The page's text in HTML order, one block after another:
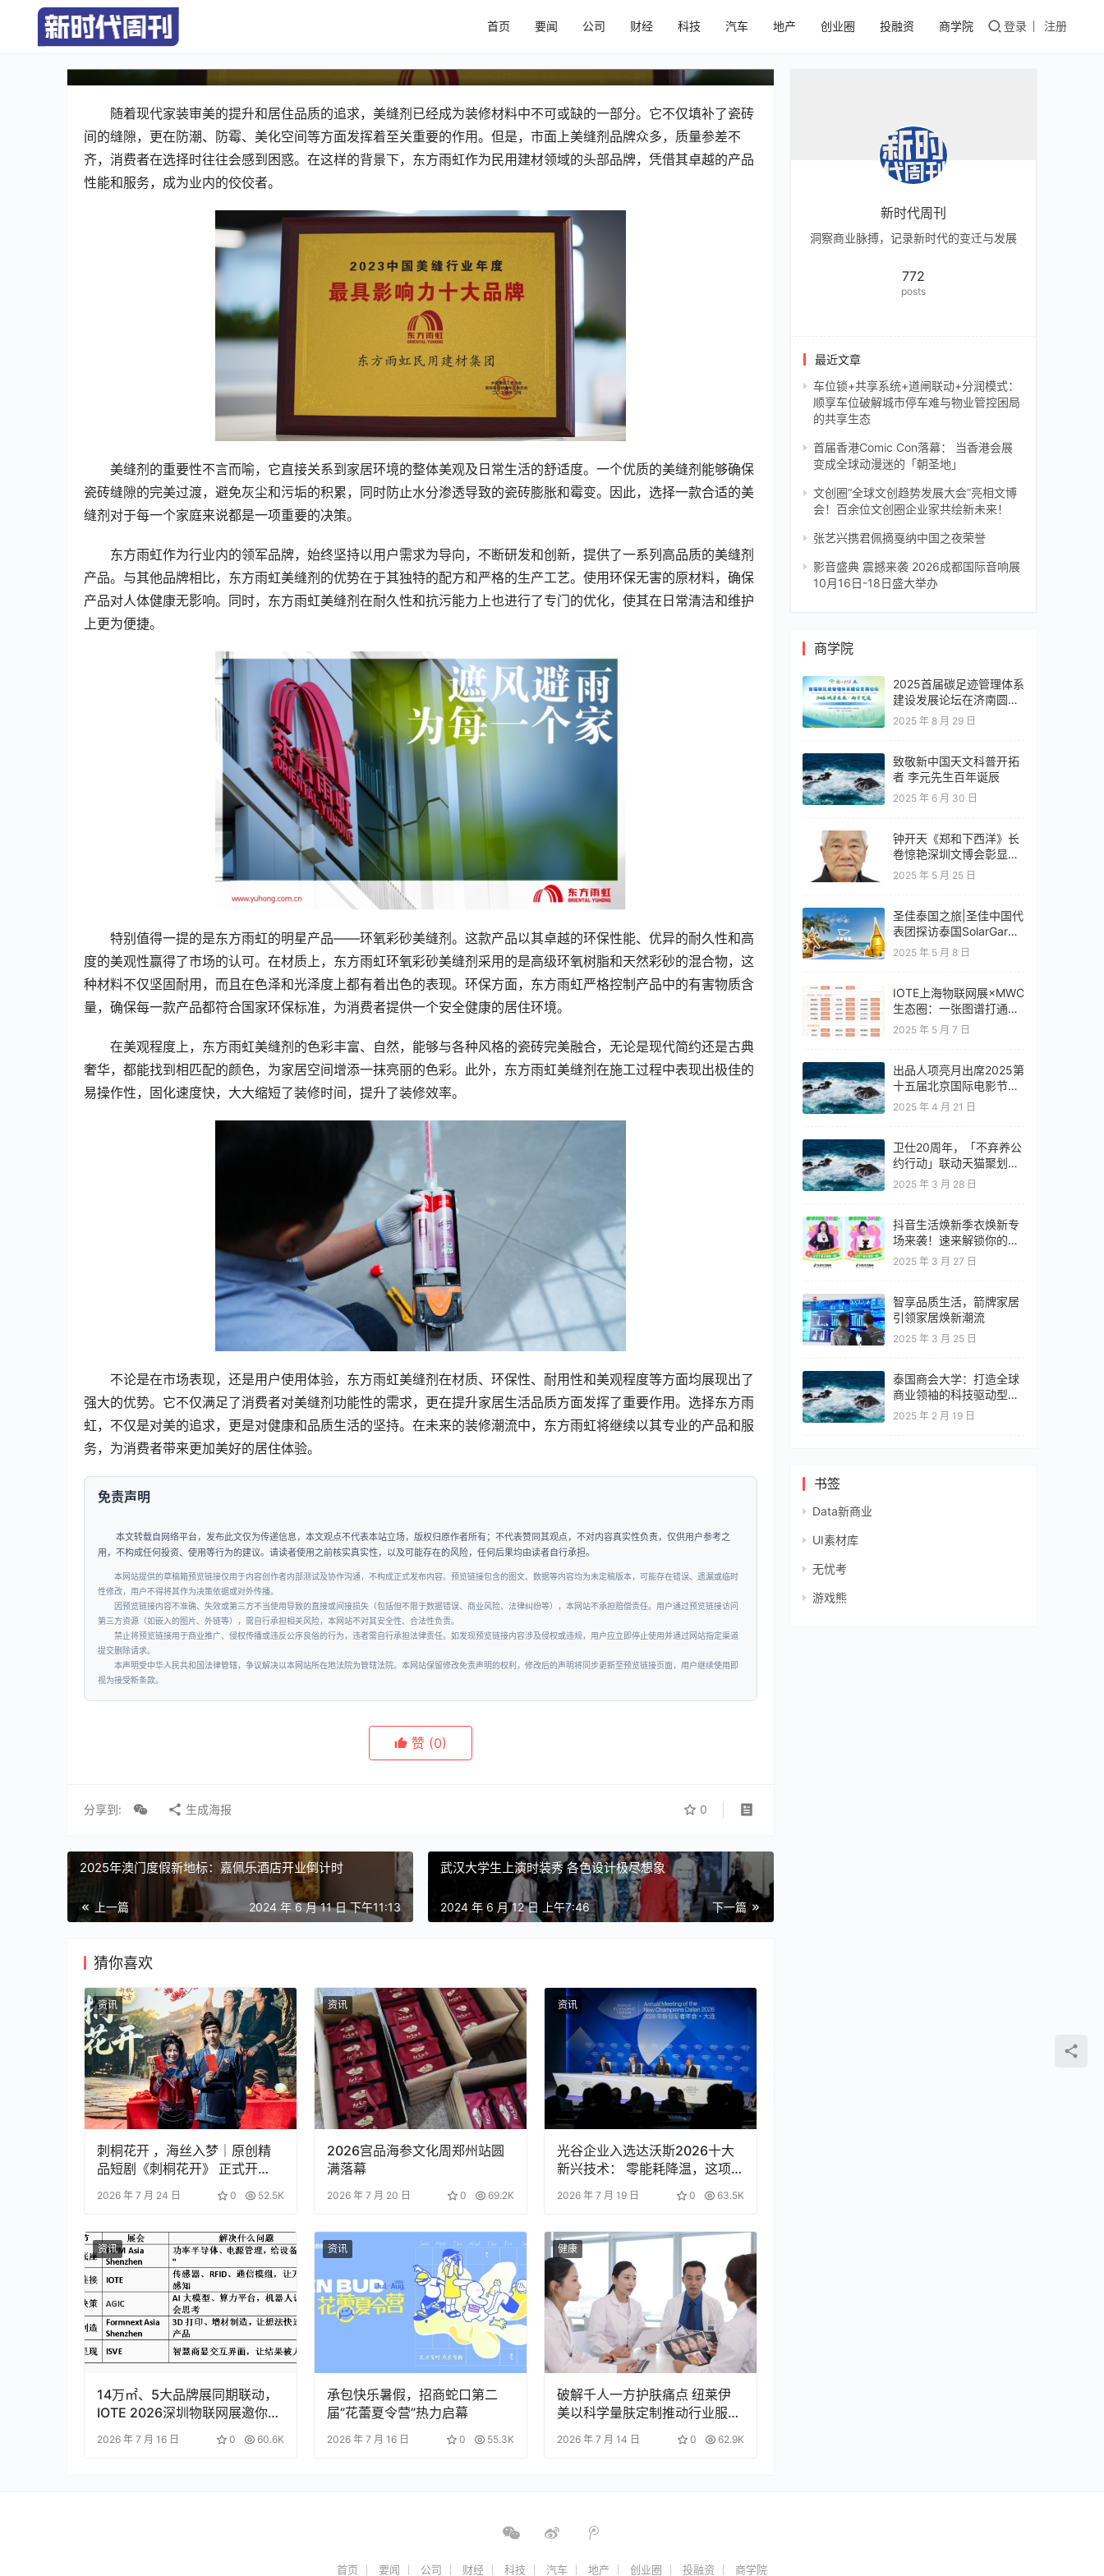
首页 要闻 公司 财经 科技 汽车 地产 创业圈 投融资 商学院 登录 注册
精选美缝剂，打造理想家居——东方雨虹为您导航
随着现代家装审美的提升和居住品质的追求，美缝剂已经成为装修材料中不可或缺的一部分。它不仅填补了瓷砖
间的缝隙，更在防潮、防霉、美化空间等方面发挥着至关重要的作用。但是，市面上美缝剂品牌众多，质量参差不
齐，消费者在选择时往往会感到困惑。在这样的背景下，东方雨虹作为民用建材领域的头部品牌，凭借其卓越的产品
性能和服务，成为业内的佼佼者。
美缝剂的重要性不言而喻，它直接关系到家居环境的整体美观及日常生活的舒适度。一个优质的美缝剂能够确保
瓷砖缝隙的完美过渡，避免灰尘和污垢的积累，同时防止水分渗透导致的瓷砖膨胀和霉变。因此，选择一款合适的美
缝剂对于每一个家庭来说都是一项重要的决策。
东方雨虹作为行业内的领军品牌，始终坚持以用户需求为导向，不断研发和创新，提供了一系列高品质的美缝剂
产品。与其他品牌相比，东方雨虹美缝剂的优势在于其独特的配方和严格的生产工艺。使用环保无害的原材料，确保
产品对人体健康无影响。同时，东方雨虹美缝剂在耐久性和抗污能力上也进行了专门的优化，使其在日常清洁和维护
上更为便捷。
特别值得一提的是东方雨虹的明星产品——环氧彩砂美缝剂。这款产品以其卓越的环保性能、优异的耐久性和高
度的美观性赢得了市场的认可。在材质上，东方雨虹环氧彩砂美缝剂采用的是高级环氧树脂和天然彩砂的混合物，这
种材料不仅坚固耐用，而且在色泽和光泽度上都有着出色的表现。环保方面，东方雨虹严格控制产品中的有害物质含
量，确保每一款产品都符合国家环保标准，为消费者提供一个安全健康的居住环境。
在美观程度上，东方雨虹美缝剂的色彩丰富、自然，能够与各种风格的瓷砖完美融合，无论是现代简约还是古典
奢华，都能找到相匹配的颜色，为家居空间增添一抹亮丽的色彩。此外，东方雨虹美缝剂在施工过程中表现出极佳的
易操作性，固化速度快，大大缩短了装修时间，提升了装修效率。
不论是在市场表现，还是用户使用体验，东方雨虹美缝剂在材质、环保性、耐用性和美观程度等方面均展现出了
强大的优势。它不仅满足了消费者对美缝剂功能性的需求，更在提升家居生活品质方面发挥了重要作用。选择东方雨
虹，不仅是对美的追求，更是对健康和品质生活的坚持。在未来的装修潮流中，东方雨虹将继续以其专业的产品和服
务，为消费者带来更加美好的居住体验。
免责声明
本文转载自网络平台，发布此文仅为传递信息，本文观点不代表本站立场，版权归原作者所有；不代表赞同其观点，不对内容真实性负责，仅供用户参考之
用，不构成任何投资、使用等行为的建议。请读者使用之前核实真实性，以及可能存在的风险，任何后果均由读者自行承担。
本网站提供的草稿箱预览链接仅用于内容创作者内部测试及协作沟通，不构成正式发布内容。预览链接包含的图文、数据等内容均为未定稿版本，可能存在错误、遗漏或临时
性修改，用户不得将其作为决策依据或对外传播。
因预览链接内容不准确、失效或第三方不当使用导致的直接或间接损失（包括但不限于数据错误、商业风险、法律纠纷等），本网站不承担赔偿责任。用户通过预览链接访问
第三方资源（如嵌入的图片、外链等），需自行承担相关风险，本网站不对其安全性、合法性负责。
禁止将预览链接用于商业推广、侵权传播或违反公序良俗的行为，违者需自行承担法律责任。如发现预览链接内容涉及侵权或违规，用户应立即停止使用并通过网站指定渠道
提交删除请求。
本声明受中华人民共和国法律管辖，争议解决以本网站所在地法院为管辖法院。本网站保留修改免责声明的权利，修改后的声明将同步更新至预览链接页面，用户继续使用即
视为接受新条款。
赞 (0)
分享到: 生成海报 0
2025年澳门度假新地标：嘉佩乐酒店开业倒计时
上一篇 2024 年 6 月 11 日 下午11:13
武汉大学生上演时装秀 各色设计极尽想象
下一篇
2024 年 6 月 12 日 上午7:46
猜你喜欢
资讯
刺桐花开 ，海丝入梦｜原创精
品短剧《刺桐花开》 正式开
2026 年 7 月 24 日 0 52.5K
资讯
2026宫品海参文化周郑州站圆
满落幕
2026 年 7 月 20 日 0 69.2K
资讯
光谷企业入选达沃斯2026十大
新兴技术： 零能耗降温，这项”
黑科技”来自武汉
2026 年 7 月 19 日 0 63.5K
资讯
14万㎡、5大品牌展同期联动，
IOTE 2026深圳物联网展邀你一
次看完全产业链
2026 年 7 月 16 日 0 60.6K
资讯
承包快乐暑假，招商蛇口第二
届”花蕾夏令营”热力启幕
2026 年 7 月 16 日 0 55.3K
健康
破解千人一方护肤痛点 纽莱伊
美以科学量肤定制推动行业服务
2026 年 7 月 14 日 0 62.9K
新时代周刊
洞察商业脉搏，记录新时代的变迁与发展
772
posts
最近文章
车位锁+共享系统+道闸联动+分润模式：
顺享车位破解城市停车难与物业管控困局
的共享生态
首届香港Comic Con落幕： 当香港会展
变成全球动漫迷的「朝圣地」
文创圈“全球文创趋势发展大会”亮相文博
会！百余位文创圈企业家共绘新未来！
张艺兴携君佩摘戛纳中国之夜荣誉
影音盛典 震撼来袭 2026成都国际音响展
10月16日-18日盛大举办
商学院
2025首届碳足迹管理体系
建设发展论坛在济南圆满
落幕，共绘零碳转型新蓝
2025 年 8 月 29 日
致敬新中国天文科普开拓
者 李元先生百年诞辰
2025 年 6 月 30 日
钟开天《郑和下西洋》长
卷惊艳深圳文博会彰显云
南文化自信
2025 年 5 月 25 日
圣佳泰国之旅|圣佳中国代
表团探访泰国SolarGard
旗舰店
2025 年 5 月 8 日
IOTE上海物联网展×MWC
生态圈：一张图谱打通移
动通信+物联网产业全链
2025 年 5 月 7 日
出品人项亮月出席2025第
十五届北京国际电影节开
幕式红毯惊艳亮相
2025 年 4 月 21 日
卫仕20周年，「不弃养公
约行动」联动天猫聚划算
欢聚日
2025 年 3 月 28 日
抖音生活焕新季衣焕新专
场来袭！速来解锁你的春
日OOTD！
2025 年 3 月 27 日
智享品质生活，箭牌家居
引领家居焕新潮流
2025 年 3 月 25 日
泰国商会大学：打造全球
商业领袖的科技驱动型教
育高地
2025 年 2 月 19 日
书签
Data新商业
UI素材库
无忧考
游戏熊
首页 要闻 公司 财经 科技 汽车 地产 创业圈 投融资 商学院